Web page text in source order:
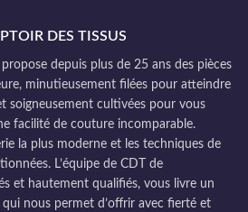
DES TISSUS
depuis plus de 25 ans des pièces
minutieusement filées pour atteindre
soigneusement cultivées pour vous
facilité de couture incomparable.
la plus moderne et les techniques de
L’équipe de CDT de
et hautement qualifiés, vous livre un
nous permet d’offrir avec fierté et